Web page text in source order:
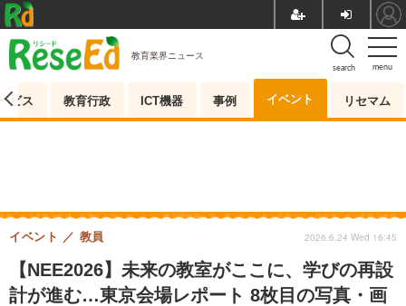
menu
search
教育業界ニュース
ビス 教育行政 ICT機器 事例 イベント リセマム
【NEE2026】未来の教室がここに、学びの再設
計が進む…東京会場レポート 8枚目の写真・画
イベント 教員 2026.6.24 Wed 16:45